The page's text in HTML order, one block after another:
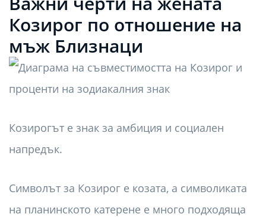
Козирог по отношение на
мъж Близнаци
Козирогът е знак за амбиция и социален
напредък.
Символът за Козирог е козата, а символиката
на планинското катерене е много подходяща